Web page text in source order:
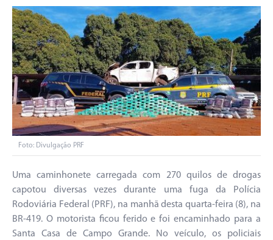
Foto: Divulgação PRF
Uma caminhonete carregada com 270 quilos de drogas
capotou diversas vezes durante uma fuga da Polícia
Rodoviária Federal (PRF), na manhã desta quarta-feira (8), na
BR-419. O motorista ficou ferido e foi encaminhado para a
Santa Casa de Campo Grande. No veículo, os policiais